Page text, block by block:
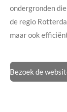
ondergronden
de regio
maar ook
Bezoek de